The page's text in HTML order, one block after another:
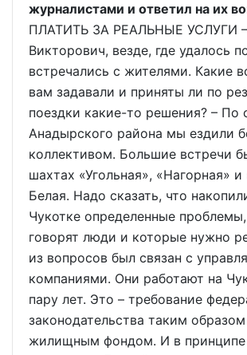
журналистами и ответил на их
ПЛАТИТЬ ЗА РЕАЛЬНЫЕ УСЛУГИ
Викторович, везде, где удалось
встречались с жителями. Какие
вам задавали и приняты ли по
поездки какие-то решения? – По
Анадырского района мы ездили
коллективом. Большие встречи
шахтах «Угольная», «Нагорная»
Белая. Надо сказать, что
Чукотке определенные
говорят люди и которые нужно
из вопросов был связан с
компаниями. Они работают на
пару лет. Это – требование
законодательства таким
жилищным фондом. И в принципе